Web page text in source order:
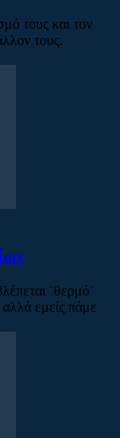
τους και τον
τους.
¨θερμό¨
εμείς πάμε